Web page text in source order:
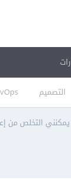
التصميم
التخلص من